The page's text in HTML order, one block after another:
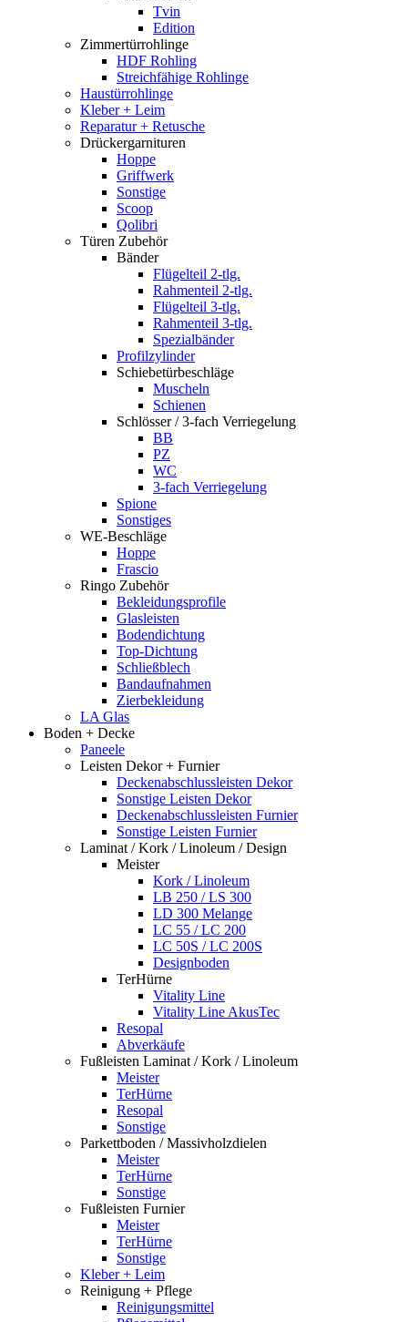
Tvin
Edition
Zimmertürrohlinge
HDF Rohling
Streichfähige Rohlinge
Haustürrohlinge
Kleber + Leim
Reparatur + Retusche
Drückergarnituren
Hoppe
Griffwerk
Sonstige
Scoop
Qolibri
Türen Zubehör
Bänder
Flügelteil 2-tlg.
Rahmenteil 2-tlg.
Flügelteil 3-tlg.
Rahmenteil 3-tlg.
Spezialbänder
Profilzylinder
Schiebetürbeschläge
Muscheln
Schienen
Schlösser / 3-fach Verriegelung
BB
PZ
WC
3-fach Verriegelung
Spione
Sonstiges
WE-Beschläge
Hoppe
Frascio
Ringo Zubehör
Bekleidungsprofile
Glasleisten
Bodendichtung
Top-Dichtung
Schließblech
Bandaufnahmen
Zierbekleidung
LA Glas
Boden + Decke
Paneele
Leisten Dekor + Furnier
Deckenabschlussleisten Dekor
Sonstige Leisten Dekor
Deckenabschlussleisten Furnier
Sonstige Leisten Furnier
Laminat / Kork / Linoleum / Design
Meister
Kork / Linoleum
LB 250 / LS 300
LD 300 Melange
LC 55 / LC 200
LC 50S / LC 200S
Designboden
TerHürne
Vitality Line
Vitality Line AkusTec
Resopal
Abverkäufe
Fußleisten Laminat / Kork / Linoleum
Meister
TerHürne
Resopal
Sonstige
Parkettboden / Massivholzdielen
Meister
TerHürne
Sonstige
Fußleisten Furnier
Meister
TerHürne
Sonstige
Kleber + Leim
Reinigung + Pflege
Reinigungsmittel